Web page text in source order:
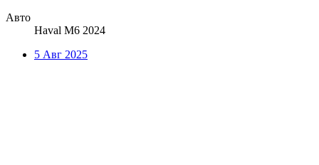
Авто
Haval M6 2024
5 Авг 2025